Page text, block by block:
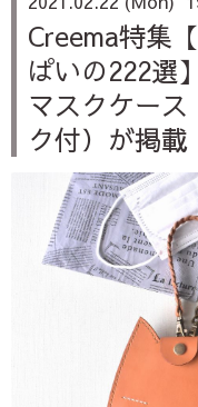
Creema特集
ぱいの222選
マスクケー
ク付）が掲載